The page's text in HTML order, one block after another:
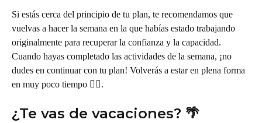
Si estás cerca del principio de tu plan, te recomendamos que
vuelvas a hacer la semana en la que habías estado trabajando
originalmente para recuperar la confianza y la capacidad.
Cuando hayas completado las actividades de la semana, ¡no
dudes en continuar con tu plan! Volverás a estar en plena forma
en muy poco tiempo 🏃‍♀️.
¿Te vas de vacaciones? 🌴